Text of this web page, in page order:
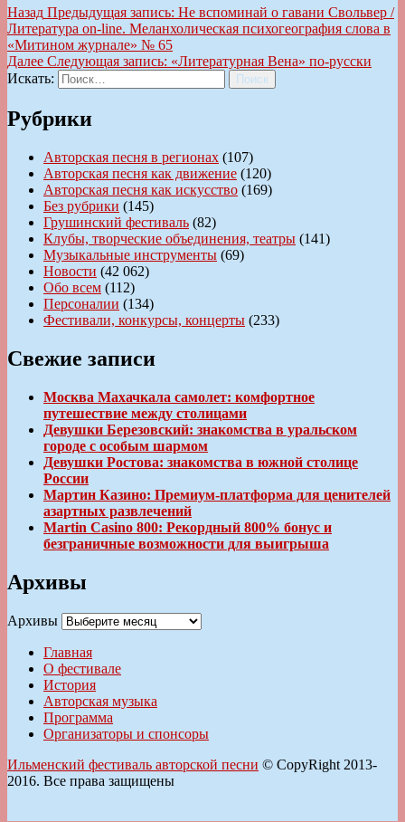
Назад Предыдущая запись: Не вспоминай о гавани Свольвер /
Литература on-line. Меланхолическая психогеография слова в
«Митином журнале» № 65
Далее Следующая запись: «Литературная Вена» по-русски
Искать:
Поиск
Рубрики
Авторская песня в регионах (107)
Авторская песня как движение (120)
Авторская песня как искусство (169)
Без рубрики (145)
Грушинский фестиваль (82)
Клубы, творческие объединения, театры (141)
Музыкальные инструменты (69)
Новости (42 062)
Обо всем (112)
Персоналии (134)
Фестивали, конкурсы, концерты (233)
Свежие записи
Москва Махачкала самолет: комфортное
путешествие между столицами
Девушки Березовский: знакомства в уральском
городе с особым шармом
Девушки Ростова: знакомства в южной столице
России
Мартин Казино: Премиум-платформа для ценителей
азартных развлечений
Martin Casino 800: Рекордный 800% бонус и
безграничные возможности для выигрыша
Архивы
Архивы
Главная
О фестивале
История
Авторская музыка
Программа
Организаторы и спонсоры
Ильменский фестиваль авторской песни © CopyRight 2013-
2016. Все права защищены